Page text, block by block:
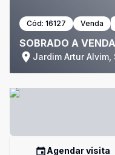
Cód: 16127 Venda
SOBRADO A
Jardim Artur Alvim,
Agendar visita